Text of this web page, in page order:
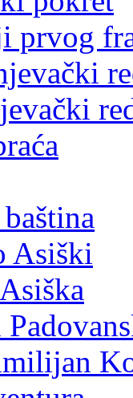
prvog
Asiški